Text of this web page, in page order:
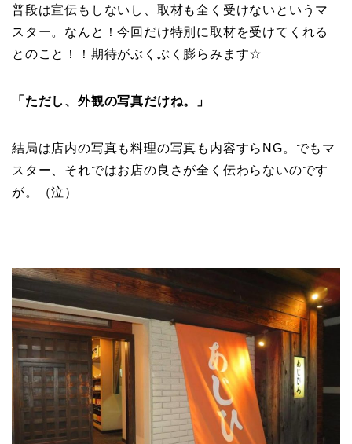
普段は宣伝もしないし、取材も全く受けないというマ
スター。なんと！今回だけ特別に取材を受けてくれる
とのこと！！期待がぶくぶく膨らみます☆
「ただし、外観の写真だけね。」
結局は店内の写真も料理の写真も内容すらNG。でもマ
スター、それではお店の良さが全く伝わらないのです
が。（泣）